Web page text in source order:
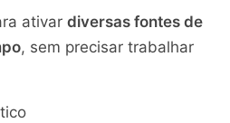
ativar diversas fontes de
, sem precisar trabalhar